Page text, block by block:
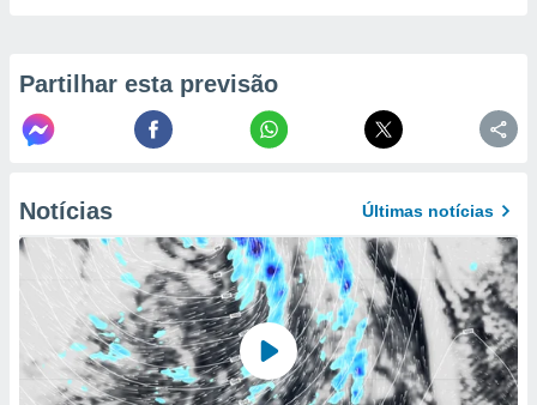
em “
na
ou aceder
num
Partilhar esta previsão
Notícias Últimas notícias